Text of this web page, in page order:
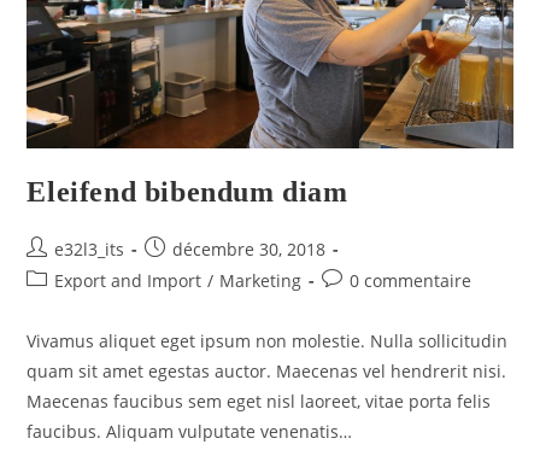
Eleifend bibendum diam
e32l3_its
décembre 30, 2018
Export and Import / Marketing 0 commentaire
Vivamus aliquet eget ipsum non molestie. Nulla sollicitudin
quam sit amet egestas auctor. Maecenas vel hendrerit nisi.
Maecenas faucibus sem eget nisl laoreet, vitae porta felis
faucibus. Aliquam vulputate venenatis…